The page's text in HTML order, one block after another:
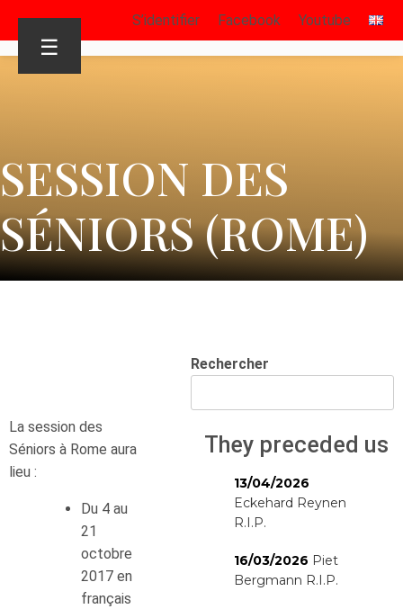
S’identifier Facebook Youtube
☰
SESSION DES
SÉNIORS (ROME)
La session des
Séniors à Rome aura
lieu :
Du 4 au
21
octobre
2017 en
français
Rechercher
They preceded us
13/04/2026
Eckehard Reynen
R.I.P.
16/03/2026 Piet
Bergmann R.I.P.